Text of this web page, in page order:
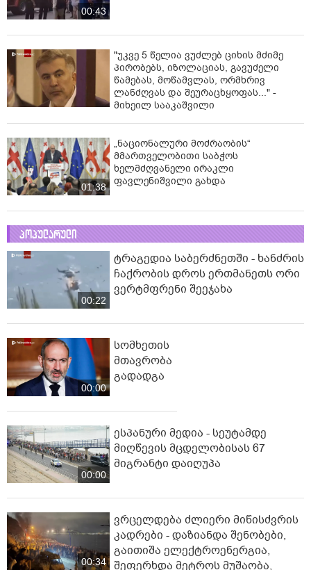
00:43
"უკვე 5 წელია ვუძლებ ციხის მძიმე
პირობებს, იზოლაციას, გავუძელი
წამებას, მოწამვლას, ორმხრივ
ლანძღვას და შეურაცხყოფას..." -
მიხეილ სააკაშვილი
01:38
„ნაციონალური მოძრაობის“
მმართველობითი საბჭოს
ხელმძღვანელი ირაკლი
ფავლენიშვილი გახდა
პოპულარული
00:22
ტრაგედია საბერძნეთში - ხანძრის
ჩაქრობის დროს ერთმანეთს ორი
ვერტმფრენი შეეჯახა
00:00
სომხეთის
მთავრობა
გადადგა
00:00
ესპანური მედია - სეუტამდე
მიღწევის მცდელობისას 67
მიგრანტი დაიღუპა
00:34
ვრცელდება ძლიერი მიწისძვრის
კადრები - დაზიანდა შენობები,
გაითიშა ელექტროენერგია,
შეფერხდა მეტროს მუშაობა,